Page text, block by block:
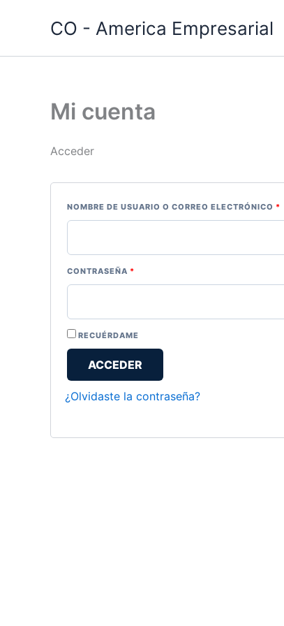
CO - America Empresarial
Mi cuenta
Acceder
NOMBRE DE USUARIO O CORREO ELECTRÓNICO *
CONTRASEÑA *
RECUÉRDAME
ACCEDER
¿Olvidaste la contraseña?